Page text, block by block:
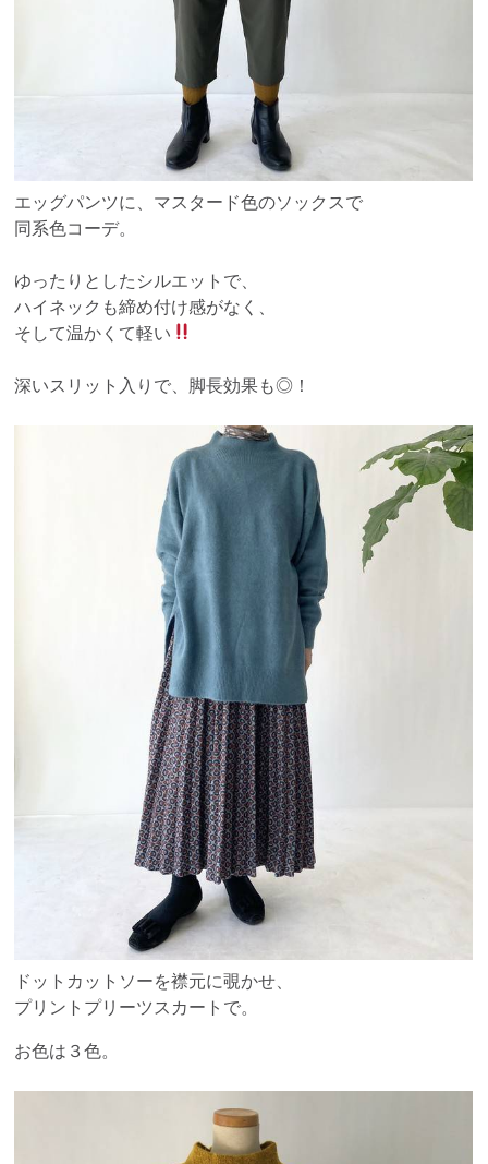
エッグパンツに、マスタード色のソックスで
同系色コーデ。
ゆったりとしたシルエットで、
ハイネックも締め付け感がなく、
そして温かくて軽い
深いスリット入りで、脚長効果も◎！
ドットカットソーを襟元に覗かせ、
プリントプリーツスカートで。
お色は３色。